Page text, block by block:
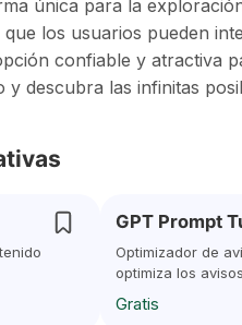
única para la
los usuarios pueden
confiable y atractiva
y descubra las infinitas
GPT Prompt
Optimizador de
optimiza los
Gratis